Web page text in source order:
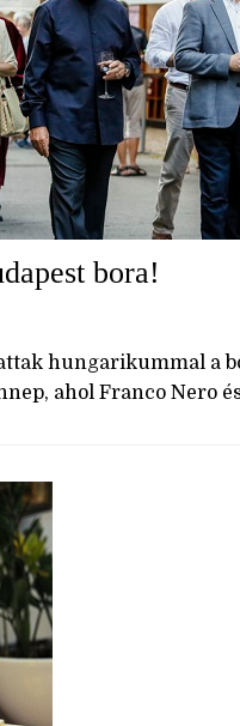
bora!
hungarikummal a
ahol Franco Nero